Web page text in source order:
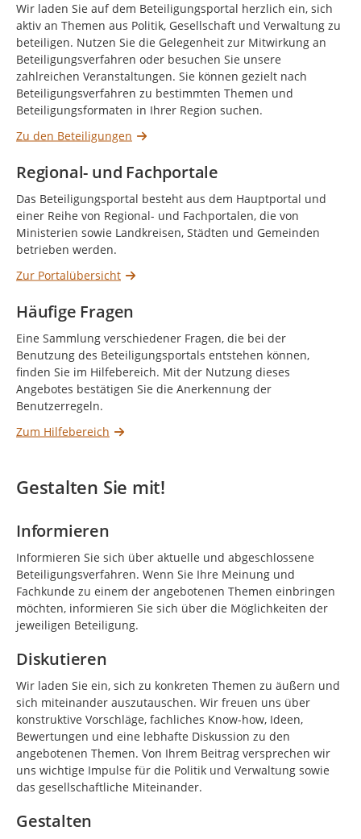
Wir laden Sie auf dem Beteiligungsportal herzlich ein, sich
aktiv an Themen aus Politik, Gesellschaft und Verwaltung zu
beteiligen. Nutzen Sie die Gelegenheit zur Mitwirkung an
Beteiligungsverfahren oder besuchen Sie unsere
zahlreichen Veranstaltungen. Sie können gezielt nach
Beteiligungsverfahren zu bestimmten Themen und
Beteiligungsformaten in Ihrer Region suchen.
Zu den Beteiligungen
Regional- und Fachportale
Das Beteiligungsportal besteht aus dem Hauptportal und
einer Reihe von Regional- und Fachportalen, die von
Ministerien sowie Landkreisen, Städten und Gemeinden
betrieben werden.
Zur Portalübersicht
Häufige Fragen
Eine Sammlung verschiedener Fragen, die bei der
Benutzung des Beteiligungsportals entstehen können,
finden Sie im Hilfebereich. Mit der Nutzung dieses
Angebotes bestätigen Sie die Anerkennung der
Benutzerregeln.
Zum Hilfebereich
Gestalten Sie mit!
Informieren
Informieren Sie sich über aktuelle und abgeschlossene
Beteiligungsverfahren. Wenn Sie Ihre Meinung und
Fachkunde zu einem der angebotenen Themen einbringen
möchten, informieren Sie sich über die Möglichkeiten der
jeweiligen Beteiligung.
Diskutieren
Wir laden Sie ein, sich zu konkreten Themen zu äußern und
sich miteinander auszutauschen. Wir freuen uns über
konstruktive Vorschläge, fachliches Know-how, Ideen,
Bewertungen und eine lebhafte Diskussion zu den
angebotenen Themen. Von Ihrem Beitrag versprechen wir
uns wichtige Impulse für die Politik und Verwaltung sowie
das gesellschaftliche Miteinander.
Gestalten